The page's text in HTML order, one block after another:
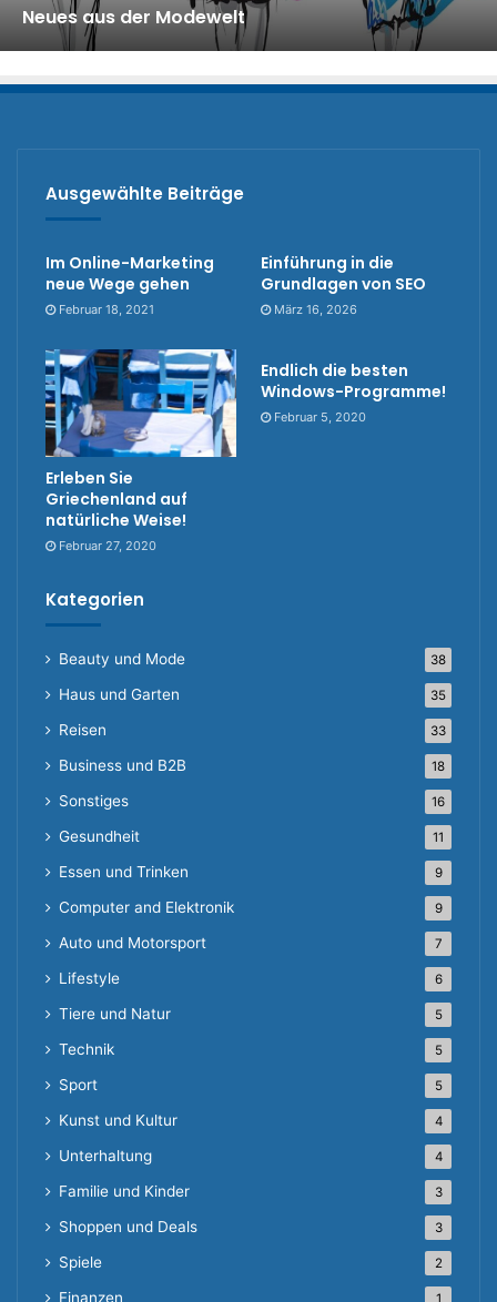
Neues aus der Modewelt
Ausgewählte Beiträge
Im Online-Marketing
neue Wege gehen
Februar 18, 2021
Einführung in die
Grundlagen von SEO
März 16, 2026
Erleben Sie
Griechenland auf
natürliche Weise!
Februar 27, 2020
Endlich die besten
Windows-Programme!
Februar 5, 2020
Kategorien
Beauty und Mode 38
Haus und Garten 35
Reisen 33
Business und B2B 18
Sonstiges 16
Gesundheit 11
Essen und Trinken 9
Computer and Elektronik 9
Auto und Motorsport 7
Lifestyle 6
Tiere und Natur 5
Technik 5
Sport 5
Kunst und Kultur 4
Unterhaltung 4
Familie und Kinder 3
Shoppen und Deals 3
Spiele 2
Finanzen 1